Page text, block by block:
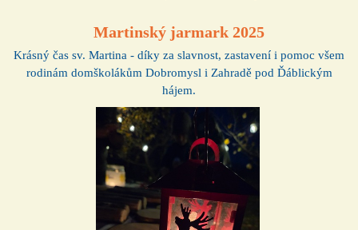
Martinský jarmark 2025
Krásný čas sv. Martina - díky za slavnost, zastavení i pomoc všem
rodinám domškolákům Dobromysl i Zahradě pod Ďáblickým
hájem.